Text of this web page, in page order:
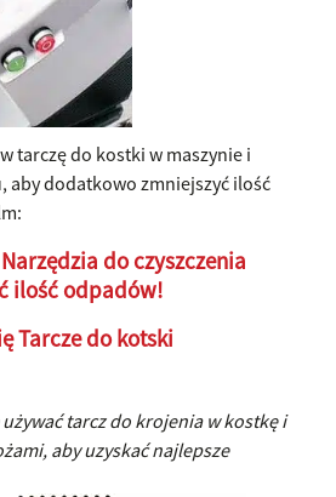
tarczę do kostki w maszynie i
aby dodatkowo zmniejszyć ilość
do czyszczenia
ilość odpadów!
Tarcze do kotski
tarcz do krojenia w kostkę i
aby uzyskać najlepsze